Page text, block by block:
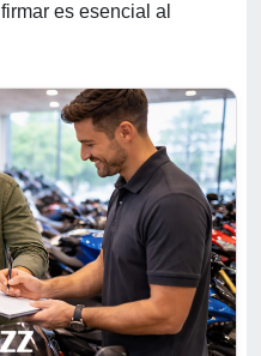
es esencial al